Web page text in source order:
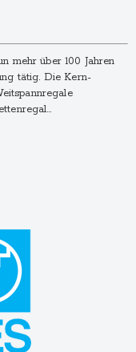
mehr über 100 Jahren
tätig. Die Kern­